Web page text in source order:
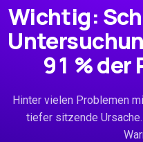
Wichtig:
91 %der
Hinter vielen Problemen
tiefer sitzende